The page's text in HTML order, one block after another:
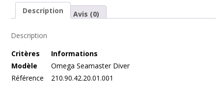
Description Avis (0)
Description
Critères
Informations
Modèle
Omega Seamaster Diver
Référence
210.90.42.20.01.001